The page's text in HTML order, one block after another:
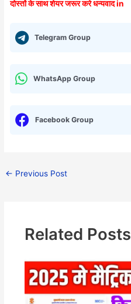
दोस्तों के साथ शेयर जरूर करे धन्यवाद in
Telegram Group
WhatsApp Group
Facebook Group
← Previous Post
Related Posts